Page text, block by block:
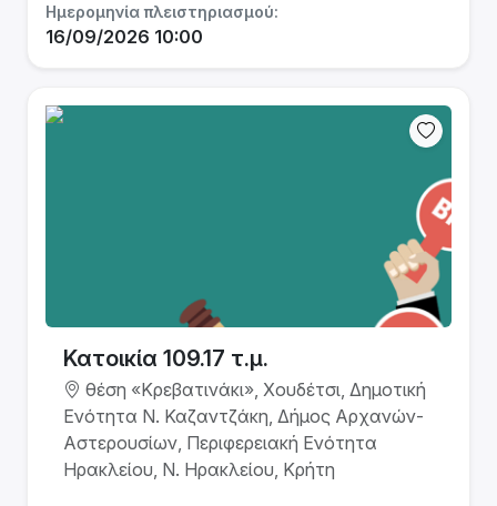
Ημερομηνία πλειστηριασμού:
16/09/2026 10:00
Κατοικία 109.17 τ.μ.
θέση «Κρεβατινάκι», Χουδέτσι, Δημοτική
Ενότητα Ν. Καζαντζάκη, Δήμος Αρχανών-
Αστερουσίων, Περιφερειακή Ενότητα
Ηρακλείου, Ν. Ηρακλείου, Κρήτη